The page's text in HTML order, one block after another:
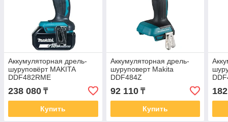
Аккумуляторная дрель-
шуруповёрт MAKITA
DDF482RME
238 080 ₸
Купить
Аккумуляторная дрель-
шуруповерт Makita
DDF484Z
92 110₸
Купить